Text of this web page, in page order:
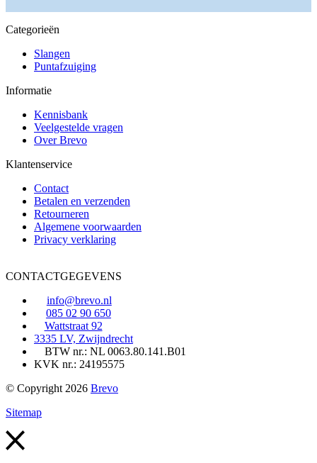
Categorieën
Slangen
Puntafzuiging
Informatie
Kennisbank
Veelgestelde vragen
Over Brevo
Klantenservice
Contact
Betalen en verzenden
Retourneren
Algemene voorwaarden
Privacy verklaring
CONTACTGEGEVENS
info@brevo.nl
085 02 90 650
Wattstraat 92
3335 LV, Zwijndrecht
BTW nr.: NL 0063.80.141.B01
KVK nr.: 24195575
© Copyright 2026 Brevo
Sitemap